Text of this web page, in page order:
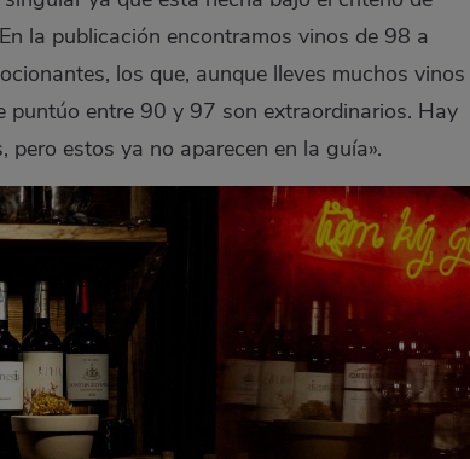
la publicación encontramos vinos de 98 a
los que, aunque lleves muchos vinos
puntúo entre 90 y 97 son extraordinarios. Hay
estos ya no aparecen en la guía».